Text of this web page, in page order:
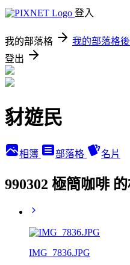
登入
我的部落格 我的部落格
登出
豺遊民
相簿 部落格 名片
990302 極簡咖啡
IMG_7836.JPG